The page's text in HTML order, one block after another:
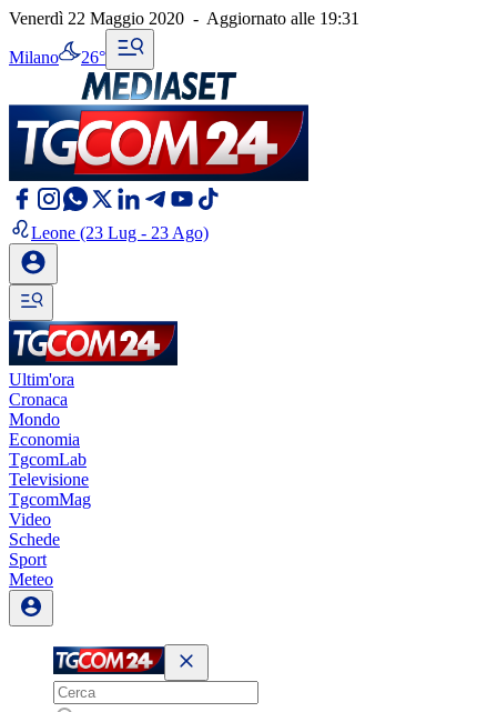
Venerdì 22 Maggio 2020 - Aggiornato alle 19:31
Milano 26°
Leone (23 Lug - 23 Ago)
Ultim'ora
Cronaca
Mondo
Economia
TgcomLab
Televisione
TgcomMag
Video
Schede
Sport
Meteo